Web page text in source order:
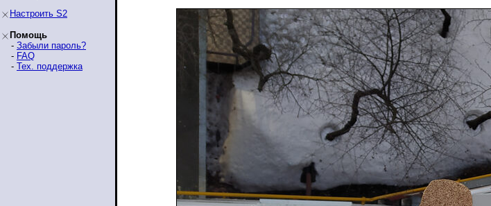
Настроить S2
Помощь
- Забыли пароль?
- FAQ
- Тех. поддержка